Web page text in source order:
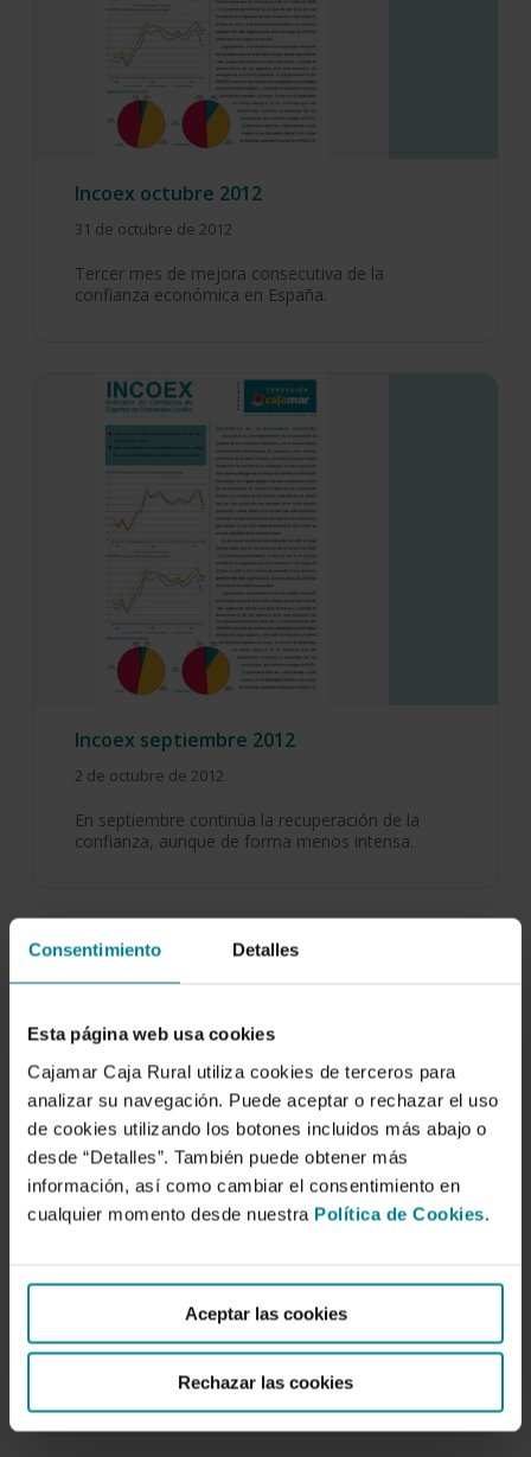
Consentimiento Detalles
Esta página web usa cookies
Cajamar Caja Rural utiliza cookies de terceros para
analizar su navegación. Puede aceptar o rechazar el uso
de cookies utilizando los botones incluidos más abajo o
desde “Detalles”. También puede obtener más
información, así como cambiar el consentimiento en
cualquier momento desde nuestra Política de Cookies.
Aceptar las cookies
Rechazar las cookies
Incoex octubre 2012
31 de octubre de 2012
Tercer mes de mejora consecutiva de la
confianza económica en España.
Incoex septiembre 2012
2 de octubre de 2012
En septiembre continúa la recuperación de la
confianza, aunque de forma menos intensa.
Incoex agosto 2012
4 de septiembre de 2012
aunque no lo suficiente como para recuperar…